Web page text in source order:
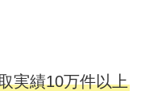
実績10万件以上